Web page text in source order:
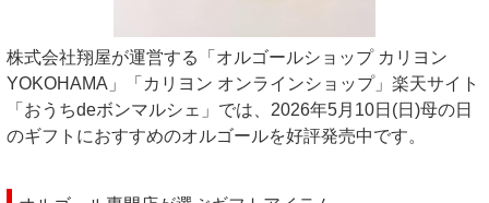
株式会社翔屋が運営する「オルゴールショップ カリヨン
YOKOHAMA」「カリヨン オンラインショップ」楽天サイト
「おうちdeボンマルシェ」では、2026年5月10日(日)母の日
のギフトにおすすめのオルゴールを好評発売中です。